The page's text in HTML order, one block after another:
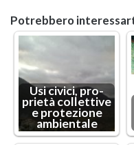
Po­treb­be­ro
Usi ci­vi­ci, pro­
prie­tà col­let­ti­ve
e pro­te­zio­ne
am­bien­ta­le